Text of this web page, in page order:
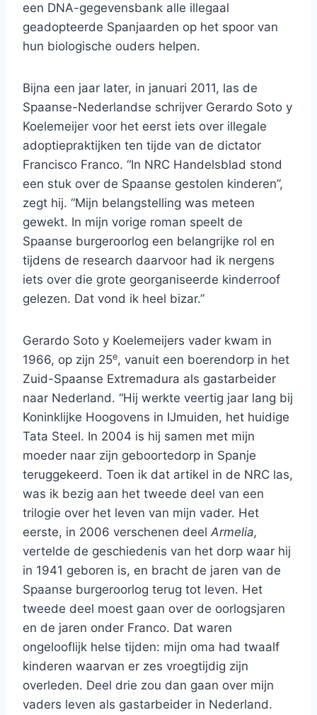
een DNA-gegevensbank alle illegaal
geadopteerde Spanjaarden op het spoor van
hun biologische ouders helpen.
Bijna een jaar later, in januari 2011, las de
Spaanse-Nederlandse schrijver Gerardo Soto y
Koelemeijer voor het eerst iets over illegale
adoptiepraktijken ten tijde van de dictator
Francisco Franco. “In NRC Handelsblad stond
een stuk over de Spaanse gestolen kinderen”,
zegt hij. “Mijn belangstelling was meteen
gewekt. In mijn vorige roman speelt de
Spaanse burgeroorlog een belangrijke rol en
tijdens de research daarvoor had ik nergens
iets over die grote georganiseerde kinderroof
gelezen. Dat vond ik heel bizar.”
Gerardo Soto y Koelemeijers vader kwam in
1966, op zijn 25e, vanuit een boerendorp in het
Zuid-Spaanse Extremadura als gastarbeider
naar Nederland. “Hij werkte veertig jaar lang bij
Koninklijke Hoogovens in IJmuiden, het huidige
Tata Steel. In 2004 is hij samen met mijn
moeder naar zijn geboortedorp in Spanje
teruggekeerd. Toen ik dat artikel in de NRC las,
was ik bezig aan het tweede deel van een
trilogie over het leven van mijn vader. Het
eerste, in 2006 verschenen deel Armelia,
vertelde de geschiedenis van het dorp waar hij
in 1941 geboren is, en bracht de jaren van de
Spaanse burgeroorlog terug tot leven. Het
tweede deel moest gaan over de oorlogsjaren
en de jaren onder Franco. Dat waren
ongelooflijk helse tijden: mijn oma had twaalf
kinderen waarvan er zes vroegtijdig zijn
overleden. Deel drie zou dan gaan over mijn
vaders leven als gastarbeider in Nederland.